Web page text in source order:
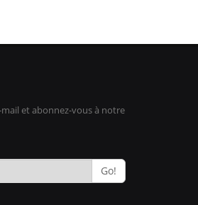
et abonnez-vous à notre
Go!